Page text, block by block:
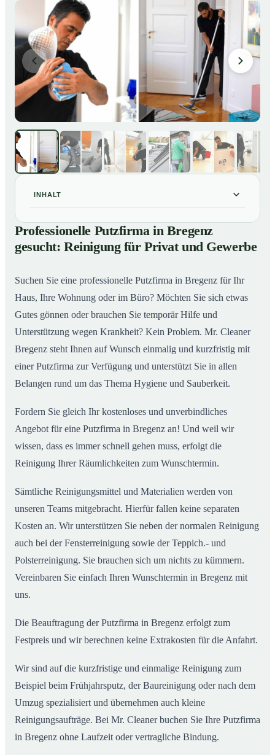
INHALT
01 Professionelle Putzfirma in Bregenz gesucht:
Reinigung für Privat und Gewerbe
So arbeitet eine Putzfirma in Bregenz
Professionelle Putzfirma in Bregenz
gesucht: Reinigung für Privat und Gewerbe
Suchen Sie eine professionelle Putzfirma in Bregenz für Ihr
Haus, Ihre Wohnung oder im Büro? Möchten Sie sich etwas
Gutes gönnen oder brauchen Sie temporär Hilfe und
Unterstützung wegen Krankheit? Kein Problem. Mr. Cleaner
Bregenz steht Ihnen auf Wunsch einmalig und kurzfristig mit
einer Putzfirma zur Verfügung und unterstützt Sie in allen
Belangen rund um das Thema Hygiene und Sauberkeit.
Fordern Sie gleich Ihr kostenloses und unverbindliches
Angebot für eine Putzfirma in Bregenz an! Und weil wir
wissen, dass es immer schnell gehen muss, erfolgt die
Reinigung Ihrer Räumlichkeiten zum Wunschtermin.
Sämtliche Reinigungsmittel und Materialien werden von
unseren Teams mitgebracht. Hierfür fallen keine separaten
Kosten an. Wir unterstützen Sie neben der normalen Reinigung
auch bei der Fensterreinigung sowie der Teppich.- und
Polsterreinigung. Sie brauchen sich um nichts zu kümmern.
Vereinbaren Sie einfach Ihren Wunschtermin in Bregenz mit
uns.
Die Beauftragung der Putzfirma in Bregenz erfolgt zum
Festpreis und wir berechnen keine Extrakosten für die Anfahrt.
Wir sind auf die kurzfristige und einmalige Reinigung zum
Beispiel beim Frühjahrsputz, der Baureinigung oder nach dem
Umzug spezialisiert und übernehmen auch kleine
Reinigungsaufträge. Bei Mr. Cleaner buchen Sie Ihre Putzfirma
in Bregenz ohne Laufzeit oder vertragliche Bindung.